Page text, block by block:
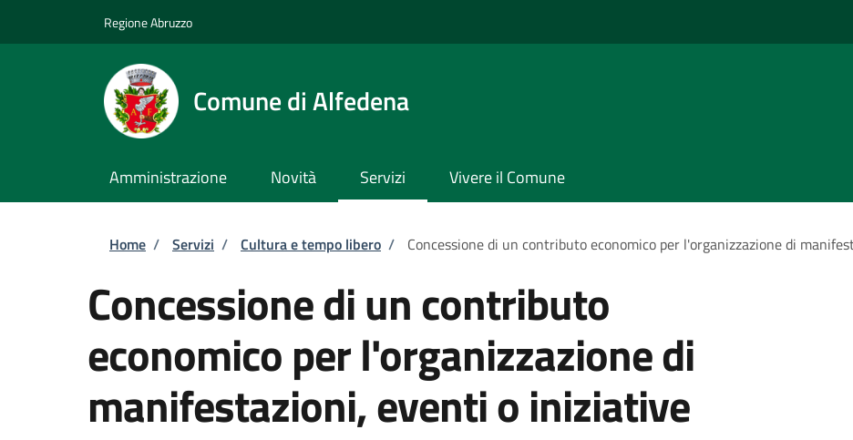
Regione Abruzzo
Comune di Alfedena
Amministrazione Novità Servizi Vivere il Comune
Briciole di pane
Home / Servizi / Cultura e tempo libero / Concessione di un contributo economico per l'organizzazione di
Concessione di un contributo
economico per l'organizzazione di
manifestazioni, eventi o iniziative